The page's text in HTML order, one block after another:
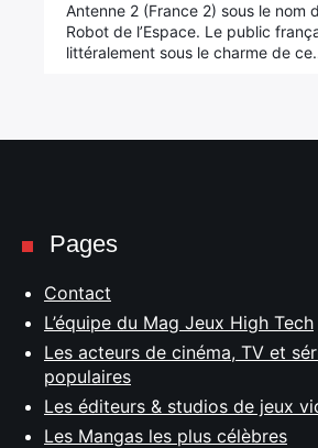
Antenne 2 (France 2) sous le nom
Robot de l’Espace. Le public
littéralement sous le charme de
Pages
Contact
L’équipe du Mag Jeux High Tech
Les acteurs de cinéma, TV et
populaires
Les éditeurs & studios de jeux
Les Mangas les plus célèbres